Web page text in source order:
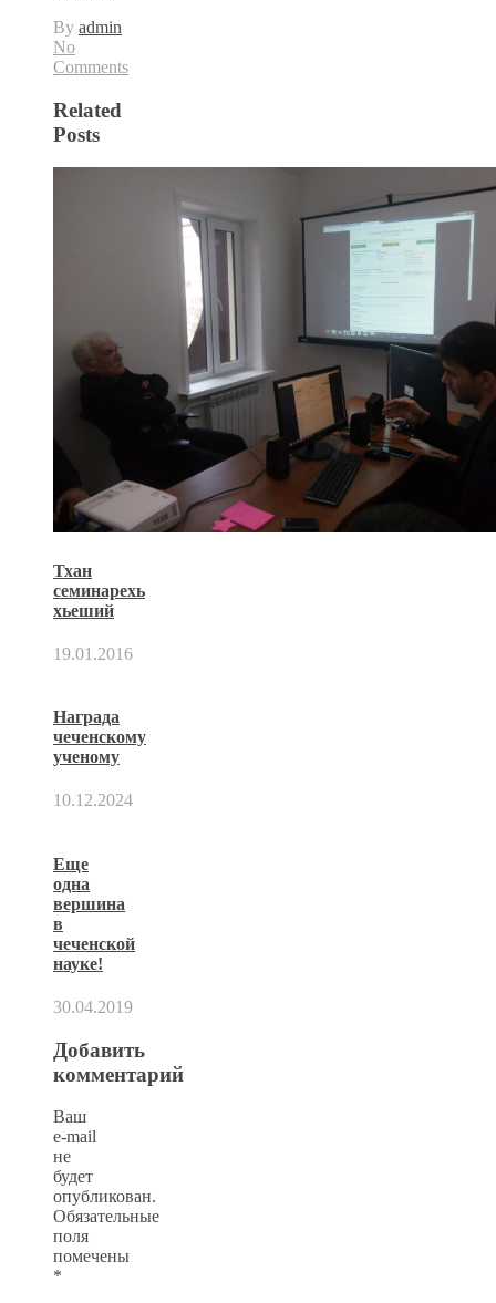
By admin
No
Comments
Related
Posts
Тхан
семинарехь
хьеший
19.01.2016
Награда
чеченскому
ученому
10.12.2024
Еще
одна
вершина
в
чеченской
науке!
30.04.2019
Добавить
комментарий
Ваш
e-mail
не
будет
опубликован.
Обязательные
поля
помечены
*